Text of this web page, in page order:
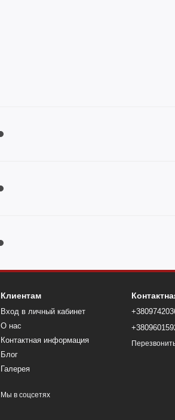
Клиентам
Вход в личный кабинет
О нас
Контактная информация
Блог
Галерея
Мы в соцсетях